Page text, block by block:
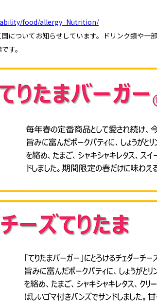
food/allergy_Nutrition/
ついてお知らせしています。ドリンク類や一部
す。